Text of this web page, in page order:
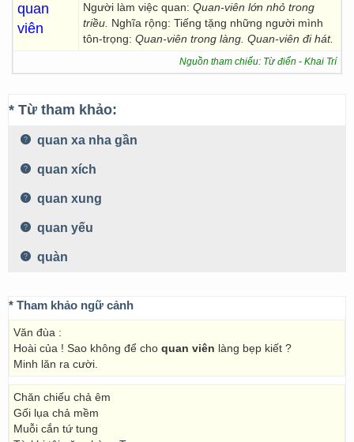
quan
viên
Người làm việc quan: Quan-viên lớn nhỏ trong
triều. Nghĩa rộng: Tiếng tặng những người mình
tôn-trọng: Quan-viên trong làng. Quan-viên đi hát.
Nguồn tham chiếu: Từ điển - Khai Trí
* Từ tham khảo:
quan xa nha gần
quan xích
quan xung
quan yếu
quàn
* Tham khảo ngữ cảnh
Văn đùa :
Hoài của ! Sao không để cho quan viên làng bẹp kiết ?
Minh lăn ra cười.
Chăn chiếu chả êm
Gối lụa chả mềm
Muỗi cắn tứ tung